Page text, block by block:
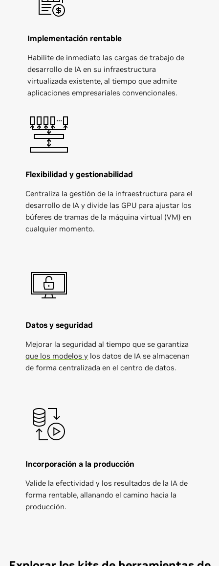
Implementación rentable
Habilite de inmediato las cargas de trabajo de
desarrollo de IA en su infraestructura
virtualizada existente, al tiempo que admite
aplicaciones empresariales convencionales.
Flexibilidad y gestionabilidad
Centraliza la gestión de la infraestructura para el
desarrollo de IA y divide las GPU para ajustar los
búferes de tramas de la máquina virtual (VM) en
cualquier momento.
Datos y seguridad
Mejorar la seguridad al tiempo que se garantiza
que los modelos y los datos de IA se almacenan
de forma centralizada en el centro de datos.
Incorporación a la producción
Valide la efectividad y los resultados de la IA de
forma rentable, allanando el camino hacia la
producción.